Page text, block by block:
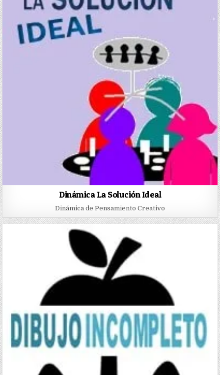
Dinámica La Solución Ideal
Dinámica de Pensamiento Creativo